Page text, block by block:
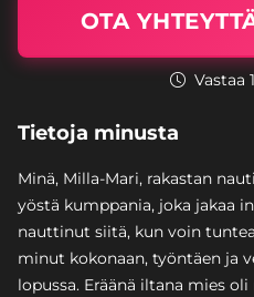
OTA
Vastaa
Tietoja minusta
Minä, Milla-Mari, rakastan
yöstä kumppania, joka jakaa
nauttinut siitä, kun voin
minut kokonaan, työntäen ja
lopussa. Eräänä iltana mies